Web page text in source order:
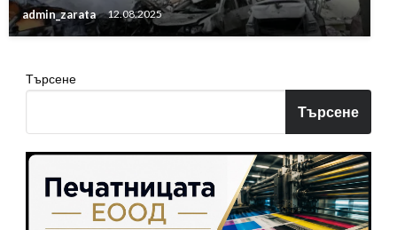
admin_zarata 12.08.2025
Търсене
Търсене